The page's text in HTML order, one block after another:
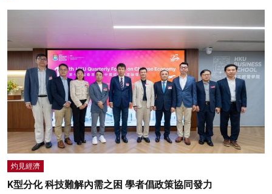
灼見經濟
K型分化 科技難解內需之困 學者倡政策協同發力